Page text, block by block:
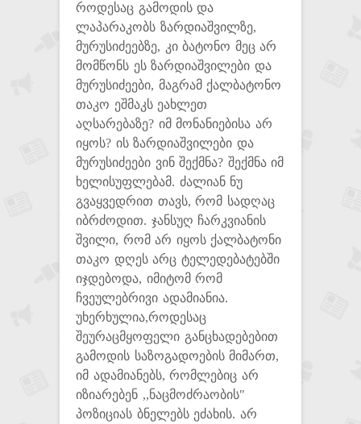
როდესაც გამოდის და
ლაპარაკობს ზარდიაშვილზე,
მურუსიძეებზე, კი ბატონო მეც არ
მომწონს ეს ზარდიაშვილები და
მურუსიძეები, მაგრამ ქალბატონო
თაკო ეშმაკს ეახლეთ
აღსარებაზე? იმ მონანიებისა არ
იყოს? ის ზარდიაშვილები და
მურუსიძეები ვინ შექმნა? შექმნა იმ
ხელისუფლებამ. ძალიან ნუ
გვაყვედრით თავს, რომ სადღაც
იბრძოდით. ჯანსუღ ჩარკვიანის
შვილი, რომ არ იყოს ქალბატონი
თაკო დღეს არც ტელედებატებში
იჯდებოდა, იმიტომ რომ
ჩვეულებრივი ადამიანია.
უხერხულია,როდესაც
შეურაცმყოფელი განცხადებებით
გამოდის საზოგადოების მიმართ,
იმ ადამიანებს, რომლებიც არ
იზიარებენ ,,ნაცმოძრაობის"
პოზიციას ბნელებს ეძახის. არ